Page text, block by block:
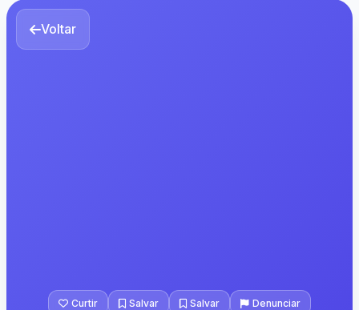
Voltar
Curtir Salvar Salvar Denunciar